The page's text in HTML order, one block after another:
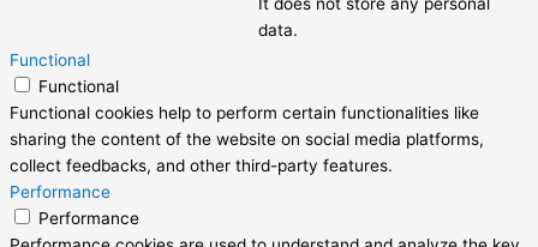
data.
Functional
Functional
Functional cookies help to perform certain functionalities like
sharing the content of the website on social media platforms,
collect feedbacks, and other third-party features.
Performance
Performance